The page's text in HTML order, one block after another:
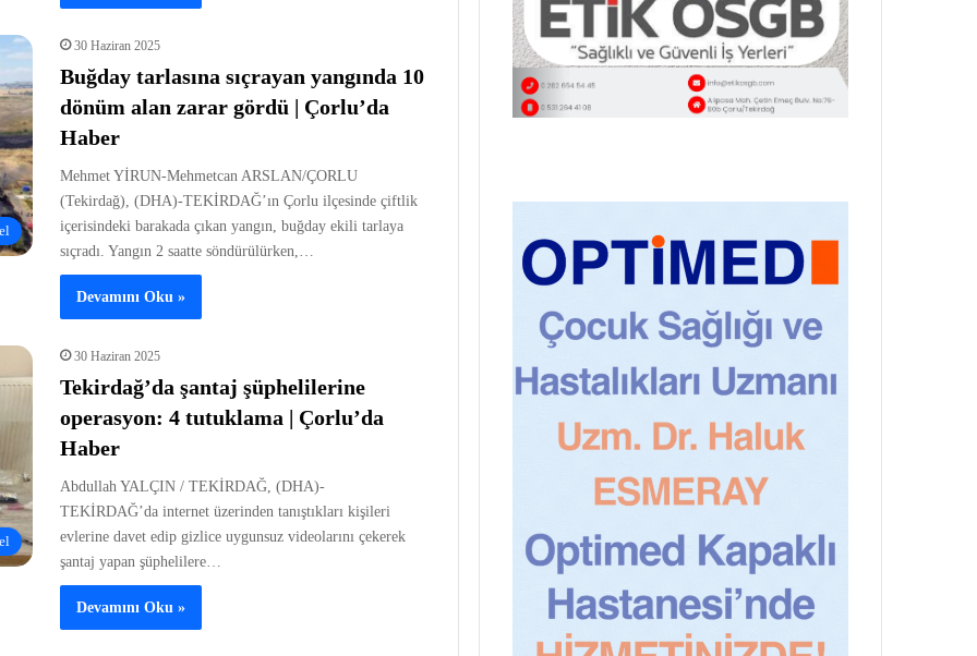
30 Haziran 2025
Buğday tarlasına sıçrayan yangında 10
dönüm alan zarar gördü | Çorlu’da
Haber
Mehmet YİRUN-Mehmetcan ARSLAN/ÇORLU
(Tekirdağ), (DHA)-TEKİRDAĞ’ın Çorlu ilçesinde çiftlik
içerisindeki barakada çıkan yangın, buğday ekili tarlaya
sıçradı. Yangın 2 saatte söndürülürken,…
Devamını Oku »
30 Haziran 2025
Tekirdağ’da şantaj şüphelilerine
operasyon: 4 tutuklama | Çorlu’da
Haber
Abdullah YALÇIN / TEKİRDAĞ, (DHA)-
TEKİRDAĞ’da internet üzerinden tanıştıkları kişileri
evlerine davet edip gizlice uygunsuz videolarını çekerek
şantaj yapan şüphelilere…
Devamını Oku »